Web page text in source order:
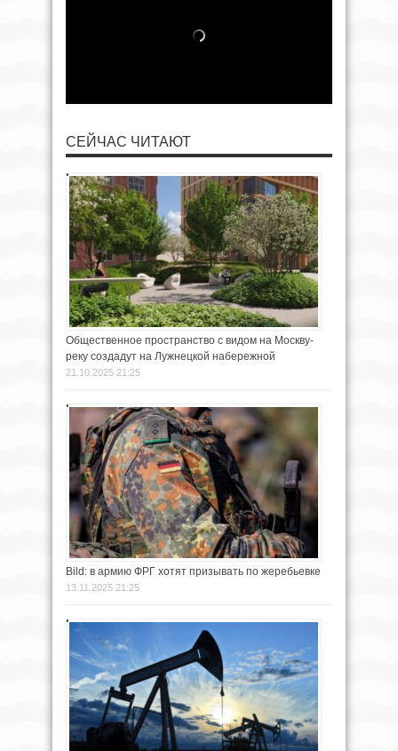
СЕЙЧАС ЧИТАЮТ
Общественное пространство c видом на Москву-
реку создадут на Лужнецкой набережной
21.10.2025 21:25
Bild: в армию ФРГ хотят призывать по жеребьевке
13.11.2025 21:25